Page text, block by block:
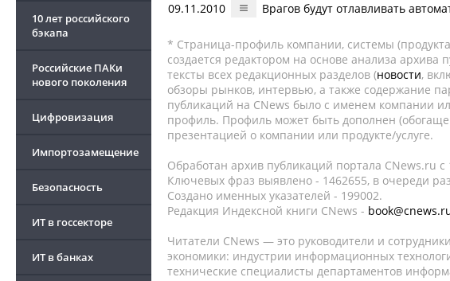
10 лет российского
бэкапа
Российские ПАКи
нового поколения
Цифровизация
Импортозамещение
Безопасность
ИТ в госсекторе
ИТ в банках
09.11.2010 Врагов будут отлавливать
* Страница-профиль компании, системы
создается редактором на основе анализа
тексты всех редакционных разделов (новости,
обзоры рынков, интервью, а также содержание
публикаций на CNews было с именем компании
профиль. Профиль может быть дополнен
презентацией о компании или продукте/услуге.
Обработан архив публикаций портала CNews.ru c
Ключевых фраз выявлено - 1462655, в очереди
Создано именных указателей - 199002.
Редакция Индексной книги CNews -
Читатели CNews — это руководители и
экономики: индустрии информационных
технические специалисты департаментов